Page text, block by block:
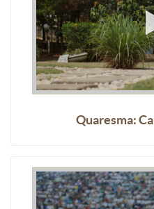
Quaresma: